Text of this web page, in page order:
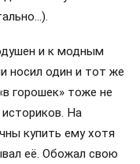
и к модным
носил один и тот же
горошек» тоже не
На
купить ему хотя
её. Обожал свою